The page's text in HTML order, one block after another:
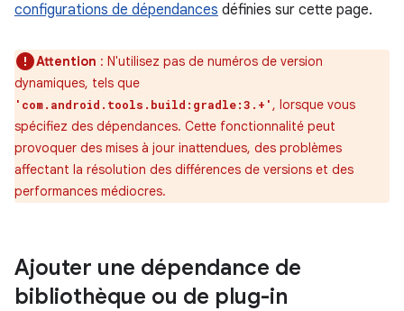
configurations de dépendances définies sur cette page.
Attention : N'utilisez pas de numéros de version
dynamiques, tels que
'com.android.tools.build:gradle:3.+' , lorsque vous
spécifiez des dépendances. Cette fonctionnalité peut
provoquer des mises à jour inattendues, des problèmes
affectant la résolution des différences de versions et des
performances médiocres.
Ajouter une dépendance de
bibliothèque ou de plug-in